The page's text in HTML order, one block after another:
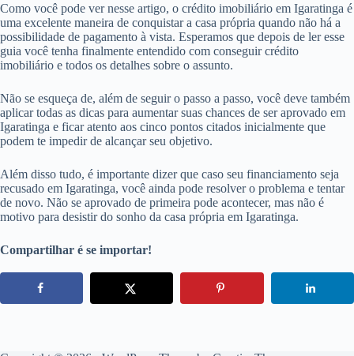
Como você pode ver nesse artigo, o crédito imobiliário em Igaratinga é
uma excelente maneira de conquistar a casa própria quando não há a
possibilidade de pagamento à vista. Esperamos que depois de ler esse
guia você tenha finalmente entendido com conseguir crédito
imobiliário e todos os detalhes sobre o assunto.
Não se esqueça de, além de seguir o passo a passo, você deve também
aplicar todas as dicas para aumentar suas chances de ser aprovado em
Igaratinga e ficar atento aos cinco pontos citados inicialmente que
podem te impedir de alcançar seu objetivo.
Além disso tudo, é importante dizer que caso seu financiamento seja
recusado em Igaratinga, você ainda pode resolver o problema e tentar
de novo. Não se aprovado de primeira pode acontecer, mas não é
motivo para desistir do sonho da casa própria em Igaratinga.
Compartilhar é se importar!